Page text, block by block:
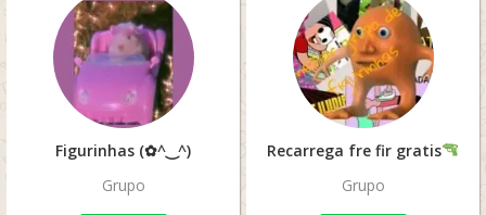
Figurinhas (✿^‿^)
Grupo
Recarrega fre fir gratis
Grupo